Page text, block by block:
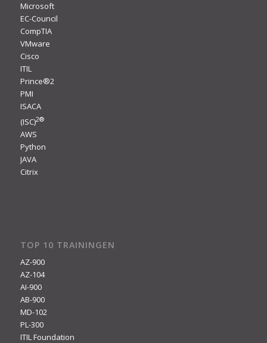
Microsoft
EC-Council
CompTIA
VMware
Cisco
ITIL
Prince®2
PMI
ISACA
(ISC)2®
AWS
Python
JAVA
Citrix
TOP 10 TRAININGEN
AZ-900
AZ-104
AI-900
AB-900
MD-102
PL-300
ITIL Foundation